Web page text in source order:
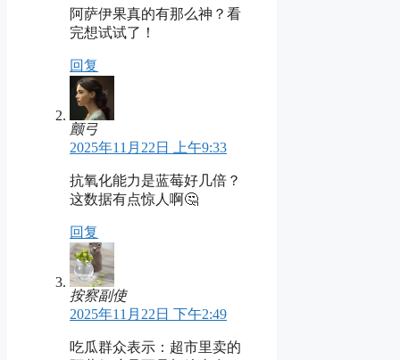
阿萨伊果真的有那么神？看
完想试试了！
回复
颤弓
2025年11月22日 上午9:33
抗氧化能力是蓝莓好几倍？
这数据有点惊人啊🤔
回复
按察副使
2025年11月22日 下午2:49
吃瓜群众表示：超市里卖的